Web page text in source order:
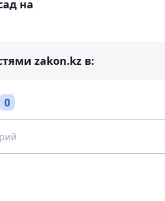
на
zakon.kz в:
0